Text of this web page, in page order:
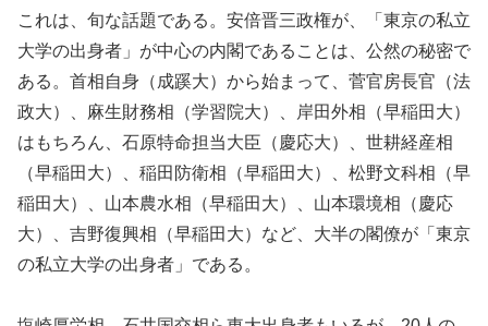
これは、旬な話題である。安倍晋三政権が、「東京の私立
大学の出身者」が中心の内閣であることは、公然の秘密で
ある。首相自身（成蹊大）から始まって、菅官房長官（法
政大）、麻生財務相（学習院大）、岸田外相（早稲田大）
はもちろん、石原特命担当大臣（慶応大）、世耕経産相
（早稲田大）、稲田防衛相（早稲田大）、松野文科相（早
稲田大）、山本農水相（早稲田大）、山本環境相（慶応
大）、吉野復興相（早稲田大）など、大半の閣僚が「東京
の私立大学の出身者」である。